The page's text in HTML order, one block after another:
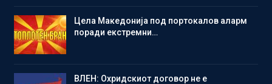
Цела Македонија под портокалов аларм
поради екстремни…
ВЛЕН: Охридскиот договор не е